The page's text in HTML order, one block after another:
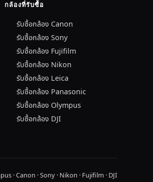
กล้องที่รับซื้อ
รับซื้อกล้อง Canon
รับซื้อกล้อง Sony
รับซื้อกล้อง Fujifilm
รับซื้อกล้อง Nikon
รับซื้อกล้อง Leica
รับซื้อกล้อง Panasonic
รับซื้อกล้อง Olympus
รับซื้อกล้อง DJI
· Canon · Sony · Nikon · Fujifilm · DJI